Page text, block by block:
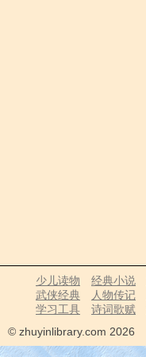
少儿读物 经典小说
武侠经典
人物传记
学习工具
诗词歌赋
© zhuyinlibrary.com 2026